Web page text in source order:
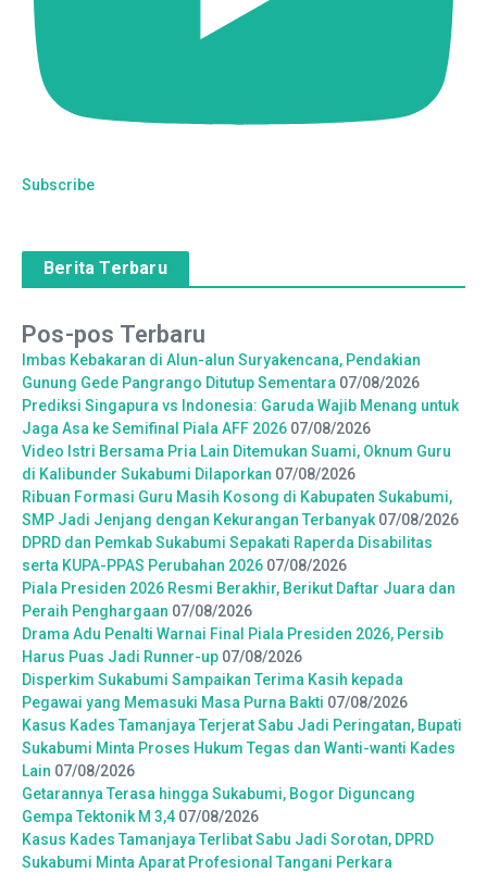
Subscribe
Berita Terbaru
Pos-pos Terbaru
Imbas Kebakaran di Alun-alun Suryakencana, Pendakian
Gunung Gede Pangrango Ditutup Sementara 07/08/2026
Prediksi Singapura vs Indonesia: Garuda Wajib Menang untuk
Jaga Asa ke Semifinal Piala AFF 2026 07/08/2026
Video Istri Bersama Pria Lain Ditemukan Suami, Oknum Guru
di Kalibunder Sukabumi Dilaporkan 07/08/2026
Ribuan Formasi Guru Masih Kosong di Kabupaten Sukabumi,
SMP Jadi Jenjang dengan Kekurangan Terbanyak 07/08/2026
DPRD dan Pemkab Sukabumi Sepakati Raperda Disabilitas
serta KUPA-PPAS Perubahan 2026 07/08/2026
Piala Presiden 2026 Resmi Berakhir, Berikut Daftar Juara dan
Peraih Penghargaan 07/08/2026
Drama Adu Penalti Warnai Final Piala Presiden 2026, Persib
Harus Puas Jadi Runner-up 07/08/2026
Disperkim Sukabumi Sampaikan Terima Kasih kepada
Pegawai yang Memasuki Masa Purna Bakti 07/08/2026
Kasus Kades Tamanjaya Terjerat Sabu Jadi Peringatan, Bupati
Sukabumi Minta Proses Hukum Tegas dan Wanti-wanti Kades
Lain 07/08/2026
Getarannya Terasa hingga Sukabumi, Bogor Diguncang
Gempa Tektonik M 3,4 07/08/2026
Kasus Kades Tamanjaya Terlibat Sabu Jadi Sorotan, DPRD
Sukabumi Minta Aparat Profesional Tangani Perkara